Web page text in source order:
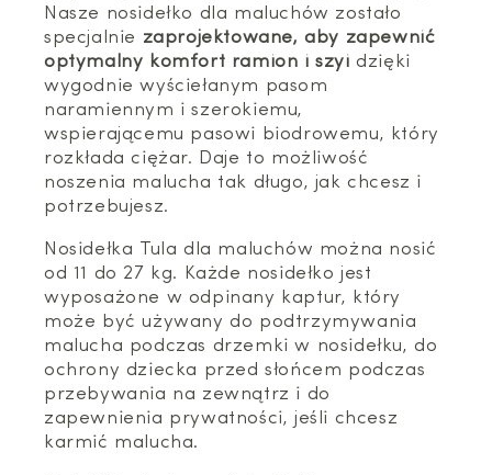
Nasze nosidełko dla maluchów zostało
specjalnie zaprojektowane, aby zapewnić
optymalny komfort ramion i szyi dzięki
wygodnie wyściełanym pasom
naramiennym i szerokiemu,
wspierającemu pasowi biodrowemu, który
rozkłada ciężar. Daje to możliwość
noszenia malucha tak długo, jak chcesz i
potrzebujesz.
Nosidełka Tula dla maluchów można nosić
od 11 do 27 kg. Każde nosidełko jest
wyposażone w odpinany kaptur, który
może być używany do podtrzymywania
malucha podczas drzemki w nosidełku, do
ochrony dziecka przed słońcem podczas
przebywania na zewnątrz i do
zapewnienia prywatności, jeśli chcesz
karmić malucha.